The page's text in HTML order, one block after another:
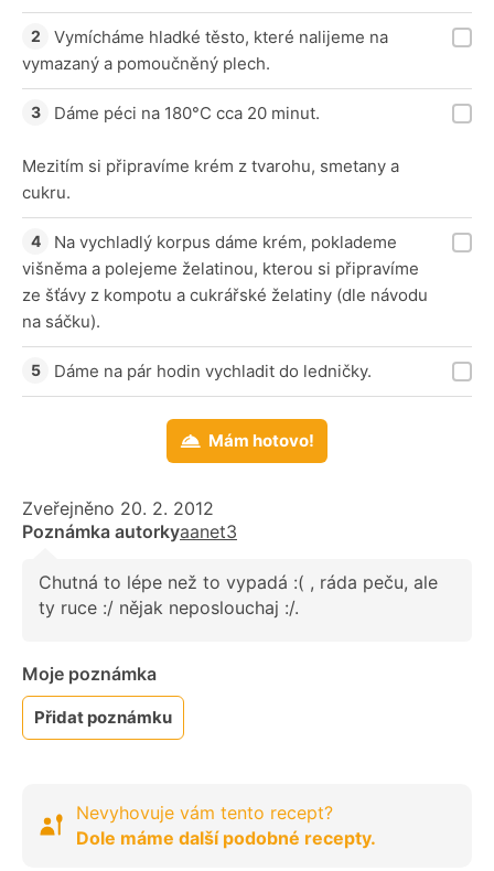
Vymícháme hladké těsto, které nalijeme na
vymazaný a pomoučněný plech.
Dáme péci na 180°C cca 20 minut.
Mezitím si připravíme krém z tvarohu, smetany a
cukru.
Na vychladlý korpus dáme krém, poklademe
višněma a polejeme želatinou, kterou si připravíme
ze šťávy z kompotu a cukrářské želatiny (dle návodu
na sáčku).
Dáme na pár hodin vychladit do ledničky.
Mám hotovo!
Zveřejněno 20. 2. 2012
Poznámka autorkyaanet3
Chutná to lépe než to vypadá :( , ráda peču, ale
ty ruce :/ nějak neposlouchaj :/.
Moje poznámka
Přidat poznámku
Nevyhovuje vám tento recept?
Dole máme další podobné recepty.